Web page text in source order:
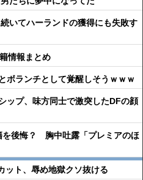
いてハーランドの獲得にも失敗す
情報まとめ
ボランチとして覚醒しそうｗｗｗ
プ、味方同士で激突したDFの顔
を後悔？ 胸中吐露「プレミアのほ
ット、辱め地獄クソ抜ける